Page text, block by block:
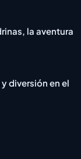
la aventura
diversión en el